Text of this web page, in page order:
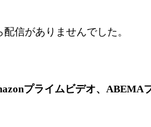
信がありませんでした。
プライムビデオ、ABEMA